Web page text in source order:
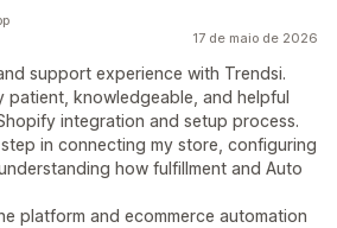
17 de maio de 2026
support experience with Trendsi.
patient, knowledgeable, and helpful
integration and setup process.
in connecting my store, configuring
how fulfillment and Auto
platform and ecommerce automation